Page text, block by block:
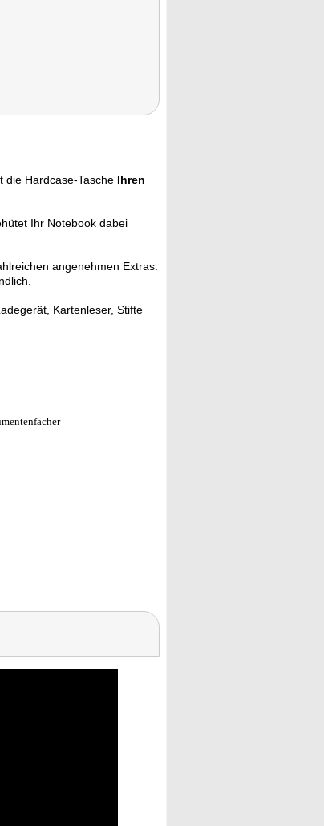
die Hardcase-Tasche Ihren
Ihr Notebook dabei
angenehmen Extras.
Kartenleser, Stifte